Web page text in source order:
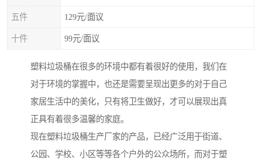
五件 129元/面议
十件 99元/面议
塑料垃圾桶在很多的环境中都有着很好的使用，我们在
对于环境的掌握中，也还是需要呈现出更多的对于自己
家居生活中的美化，只有将卫生做好，才可以展现出真
正具有着很多温馨的家庭。
现在塑料垃圾桶生产厂家的产品，已经广泛用于街道、
公园、学校、小区等等各个户外的公众场所，而对于塑